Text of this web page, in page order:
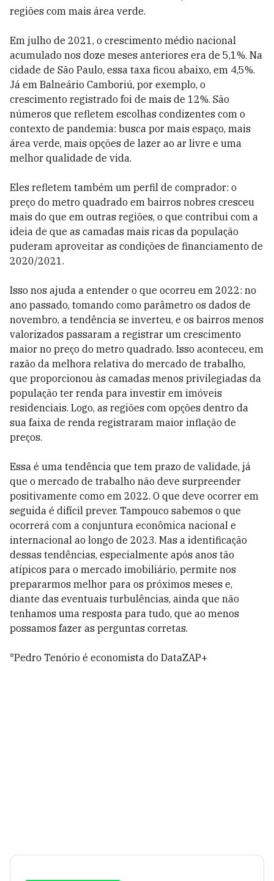
regiões com mais área verde.
Em julho de 2021, o crescimento médio nacional
acumulado nos doze meses anteriores era de 5,1%. Na
cidade de São Paulo, essa taxa ficou abaixo, em 4,5%.
Já em Balneário Camboriú, por exemplo, o
crescimento registrado foi de mais de 12%. São
números que refletem escolhas condizentes com o
contexto de pandemia: busca por mais espaço, mais
área verde, mais opções de lazer ao ar livre e uma
melhor qualidade de vida.
Eles refletem também um perfil de comprador: o
preço do metro quadrado em bairros nobres cresceu
mais do que em outras regiões, o que contribui com a
ideia de que as camadas mais ricas da população
puderam aproveitar as condições de financiamento de
2020/2021.
Isso nos ajuda a entender o que ocorreu em 2022: no
ano passado, tomando como parâmetro os dados de
novembro, a tendência se inverteu, e os bairros menos
valorizados passaram a registrar um crescimento
maior no preço do metro quadrado. Isso aconteceu, em
razão da melhora relativa do mercado de trabalho,
que proporcionou às camadas menos privilegiadas da
população ter renda para investir em imóveis
residenciais. Logo, as regiões com opções dentro da
sua faixa de renda registraram maior inflação de
preços.
Essa é uma tendência que tem prazo de validade, já
que o mercado de trabalho não deve surpreender
positivamente como em 2022. O que deve ocorrer em
seguida é difícil prever. Tampouco sabemos o que
ocorrerá com a conjuntura econômica nacional e
internacional ao longo de 2023. Mas a identificação
dessas tendências, especialmente após anos tão
atípicos para o mercado imobiliário, permite nos
prepararmos melhor para os próximos meses e,
diante das eventuais turbulências, ainda que não
tenhamos uma resposta para tudo, que ao menos
possamos fazer as perguntas corretas.
*Pedro Tenório é economista do DataZAP+